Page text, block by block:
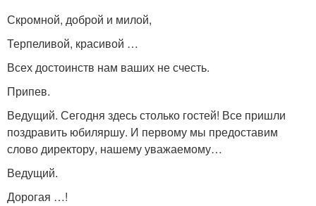
Скромной, доброй и милой,
Терпеливой, красивой …
Всех достоинств нам ваших не счесть.
Припев.
Ведущий. Сегодня здесь столько гостей! Все пришли
поздравить юбиляршу. И первому мы предоставим
слово директору, нашему уважаемому…
Ведущий.
Дорогая …!